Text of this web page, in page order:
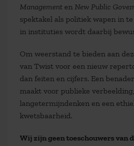
Management en New Public
spektakel als politiek wapen in
in instituties wordt daarbij
Om weerstand te bieden aan
van Twist voor een nieuw
dan feiten en cijfers. Een
maakt voor publieke verbeelding,
langetermijndenken en een
kwetsbaarheid.
Wij zijn geen toeschouwers van